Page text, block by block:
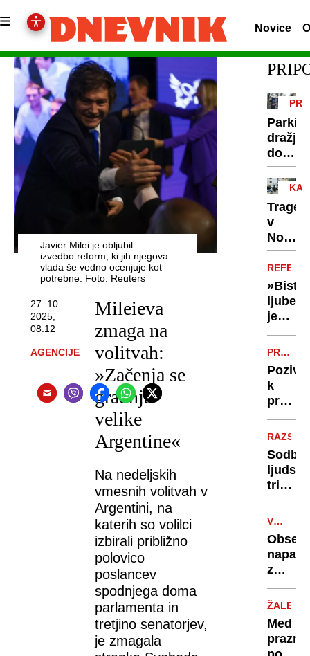
Novice
Javier Milei je obljubil
izvedbo reform, ki jih njegova
vlada še vedno ocenjuje kot
potrebne. Foto: Reuters
Mileieva
zmaga na
volitvah:
»Začenja se
gradnja
velike
Argentine«
Na nedeljskih
vmesnih volitvah v
Argentini, na
katerih so volilci
izbirali približno
polovico
poslancev
spodnjega doma
parlamenta in
tretjino senatorjev,
je zmagala
27. 10.
2025,
08.12
AGENCIJE
dražje,
v
Novem
mestu:
ne
uboj,
ampak
je
oditi«:
zgodbe
v
boju
za
smrt
KUGA
Pozivi
k
iz
ne
v
Sodba
v
Gazi
ekocid
in
šolocid
VOJNA
V
napad
z
droni:
dim
in
ŽALE
Med